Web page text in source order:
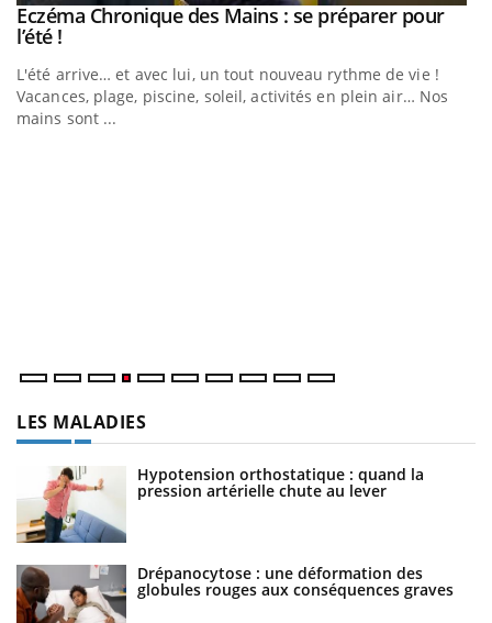
Youtube
Eczéma Chronique des Mains : se préparer pour
l’été !Youtube
L'été arrive… et avec lui, un tout nouveau rythme de vie !
Vacances, plage, piscine, soleil, activités en plein air… Nos
mains sont ...
LES MALADIES
Hypotension orthostatique : quand la
pression artérielle chute au lever
Drépanocytose : une déformation des
globules rouges aux conséquences graves